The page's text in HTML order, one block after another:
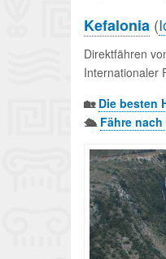
Kefalonia (
Direktfähren
Internationaler
🏡 Die besten
🛳️ Fähre